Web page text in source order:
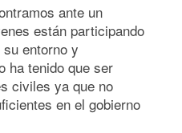
ante un
están participando
entorno y
ha tenido que ser
civiles ya que no
en el gobierno